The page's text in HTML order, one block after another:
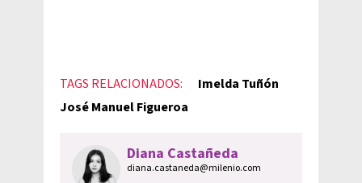
TAGS RELACIONADOS:
Imelda Tuñón
José Manuel Figueroa
Diana Castañeda
diana.castaneda@milenio.com